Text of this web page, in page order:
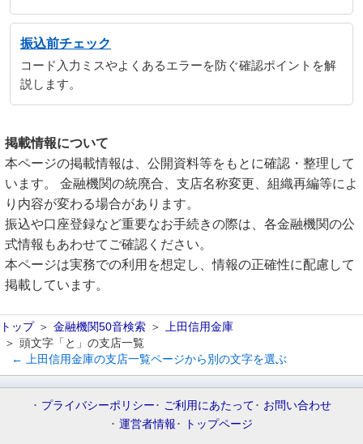
振込前チェック
コード入力ミスやよくあるエラーを防ぐ確認ポイントを解
説します。
掲載情報について
本ページの掲載情報は、公開資料等をもとに確認・整理して
います。 金融機関の統廃合、支店名称変更、組織再編等によ
り内容が変わる場合があります。
振込や口座登録など重要なお手続きの際は、各金融機関の公
式情報もあわせてご確認ください。
本ページは実務での利用を想定し、情報の正確性に配慮して
掲載しています。
トップ 金融機関50音検索
上田信用金庫
頭文字「と」の支店一覧
← 上田信用金庫の支店一覧ページから別の文字を選ぶ
プライバシーポリシー ご利用にあたって
お問い合わせ
運営者情報
トップページ